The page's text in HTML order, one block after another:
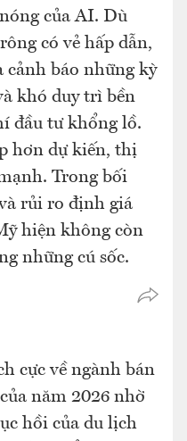
của AI. Dù
có vẻ hấp dẫn,
cảnh báo những kỳ
khó duy trì bền
đầu tư khổng lồ.
hơn dự kiến, thị
Trong bối
rủi ro định giá
hiện không còn
những cú sốc.
cực về ngành bán
năm 2026 nhờ
hồi của du lịch